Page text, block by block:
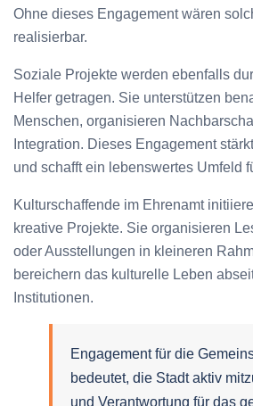
Ohne dieses Engagement wären
realisierbar.
Soziale Projekte werden ebenfalls
Helfer getragen. Sie unterstützen
Menschen, organisieren
Integration. Dieses Engagement
und schafft ein lebenswertes Umfeld
Kulturschaffende im Ehrenamt
kreative Projekte. Sie organisieren
oder Ausstellungen in kleineren
bereichern das kulturelle Leben
Institutionen.
Engagement für die
bedeutet, die Stadt aktiv
und Verantwortung für das